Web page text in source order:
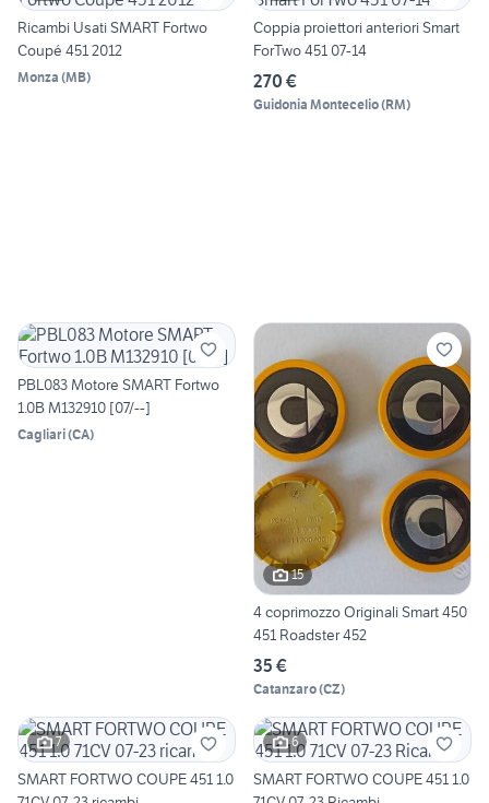
Ricambi Usati SMART Fortwo
Coupé 451 2012
Monza (MB)
Coppia proiettori anteriori Smart
ForTwo 451 07-14
270 €
Guidonia Montecelio(RM)
PBL083 Motore SMART Fortwo
1.0B M132910 [07/--]
Cagliari(CA)
15
4 coprimozzo Originali Smart 450
451 Roadster 452
35 €
Catanzaro(CZ)
7
SMART FORTWO COUPE 451 1.0
6
SMART FORTWO COUPE 451 1.0